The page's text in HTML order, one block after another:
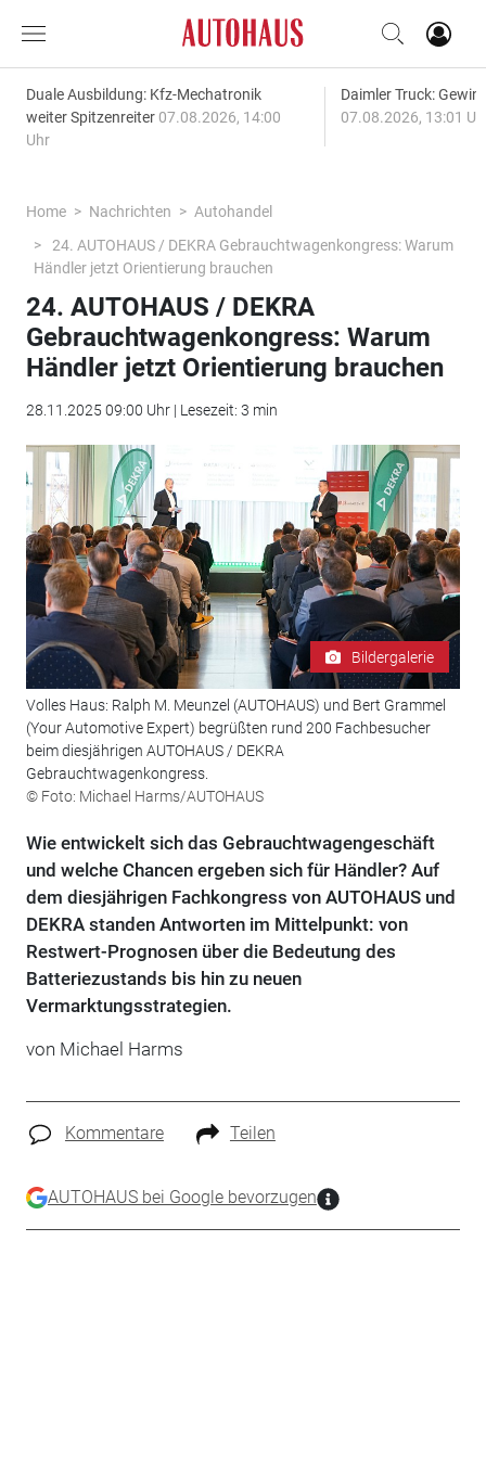
Duale Ausbildung: Kfz-Mechatronik
weiter Spitzenreiter 07.08.2026, 14:00
Uhr
Daimler Truck:
07.08.2026, 13:01
Home Nachrichten
Autohandel
24. AUTOHAUS / DEKRA Gebrauchtwagenkongress: Warum
Händler jetzt Orientierung brauchen
24. AUTOHAUS / DEKRA
Gebrauchtwagenkongress: Warum
Händler jetzt Orientierung brauchen
28.11.2025 09:00 Uhr | Lesezeit: 3 min
Bildergalerie
Volles Haus: Ralph M. Meunzel (AUTOHAUS) und Bert Grammel
(Your Automotive Expert) begrüßten rund 200 Fachbesucher
beim diesjährigen AUTOHAUS / DEKRA
Gebrauchtwagenkongress.
© Foto: Michael Harms/AUTOHAUS
Wie entwickelt sich das Gebrauchtwagengeschäft
und welche Chancen ergeben sich für Händler? Auf
dem diesjährigen Fachkongress von AUTOHAUS und
DEKRA standen Antworten im Mittelpunkt: von
Restwert-Prognosen über die Bedeutung des
Batteriezustands bis hin zu neuen
Vermarktungsstrategien.
von Michael Harms
Kommentare Teilen
AUTOHAUS bei Google bevorzugen